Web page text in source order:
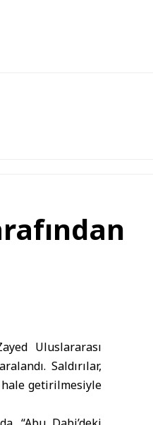
Uluslararası
Saldırılar,
hale getirilmesiyle